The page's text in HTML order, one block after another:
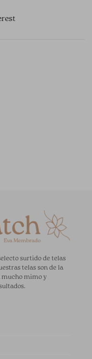
surtido de telas
telas son de la
mucho mimo y